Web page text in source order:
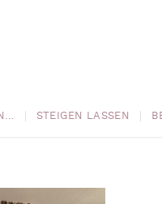
STEIGEN LASSEN